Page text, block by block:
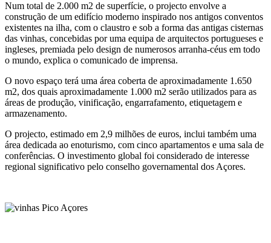
Num total de 2.000 m2 de superfície, o projecto envolve a
construção de um edifício moderno inspirado nos antigos conventos
existentes na ilha, com o claustro e sob a forma das antigas cisternas
das vinhas, concebidas por uma equipa de arquitectos portugueses e
ingleses, premiada pelo design de numerosos arranha-céus em todo
o mundo, explica o comunicado de imprensa.
O novo espaço terá uma área coberta de aproximadamente 1.650
m2, dos quais aproximadamente 1.000 m2 serão utilizados para as
áreas de produção, vinificação, engarrafamento, etiquetagem e
armazenamento.
O projecto, estimado em 2,9 milhões de euros, inclui também uma
área dedicada ao enoturismo, com cinco apartamentos e uma sala de
conferências. O investimento global foi considerado de interesse
regional significativo pelo conselho governamental dos Açores.